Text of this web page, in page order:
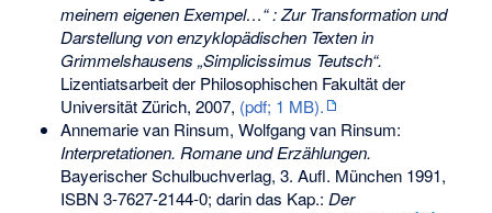
meinem eigenen Exempel…“ : Zur Transformation und
Darstellung von enzyklopädischen Texten in
Grimmelshausens „Simplicissimus Teutsch“.
Lizentiatsarbeit der Philosophischen Fakultät der
Universität Zürich, 2007, (pdf; 1 MB).
Annemarie van Rinsum, Wolfgang van Rinsum:
Interpretationen. Romane und Erzählungen.
Bayerischer Schulbuchverlag, 3. Aufl. München 1991,
ISBN 3-7627-2144-0; darin das Kap.: Der